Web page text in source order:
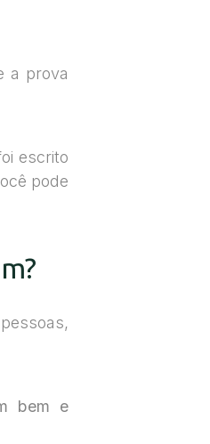
a prova
escrito
pode
bem e